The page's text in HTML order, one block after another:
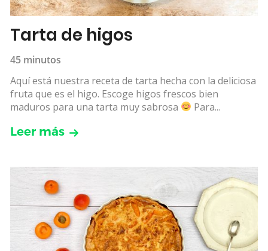
Tarta de higos
45 minutos
Aquí está nuestra receta de tarta hecha con la deliciosa
fruta que es el higo. Escoge higos frescos bien
maduros para una tarta muy sabrosa
Para...
Leer más